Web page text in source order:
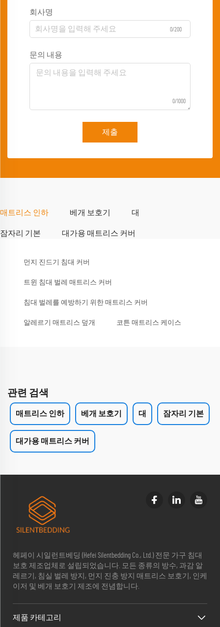
회사명
0/200
문의 내용
0/1000
제출
매트리스 인하 베개 보호기 대
잠자리 기본 대가용 매트리스 커버
먼지 진드기 침대 커버
트윈 침대 벌레 매트리스 커버
침대 벌레를 예방하기 위한 매트리스 커버
알레르기 매트리스 덮개 코튼 매트리스 케이스
관련 검색
매트리스 인하 베개 보호기 대 잠자리 기본
대가용 매트리스 커버
헤페이 시일런트베딩 (Hefei Silentbedding Co., Ltd.) 전문 가구 침대
보호 제조업체로 설립되었습니다. 모든 종류의 방수, 과감 알
레르기, 침실 벌레 방지, 먼지 진충 방지 매트리스 보호기, 인케
이저 및 베개 보호기 제조에 전념합니다.
제품 카테고리